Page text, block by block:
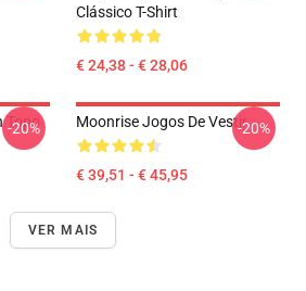
Clássico T-Shirt
€ 24,38 - € 28,06
Topo
-20% Moonrise Jogos De Vestir
€ 39,51 - € 45,95
-20%
VER MAIS